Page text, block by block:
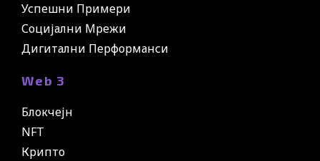
Успешни Примери
Социјални Мрежи
Дигитални Перформанси
Web 3
Блокчејн
NFT
Крипто